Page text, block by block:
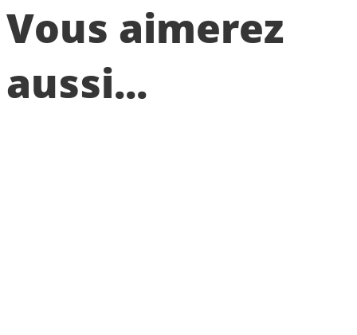
Vous aimerez
aussi...